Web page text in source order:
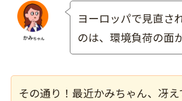
ヨーロッパで見直さ
のは、環境負荷の面
その通り！最近かみちゃん、冴え